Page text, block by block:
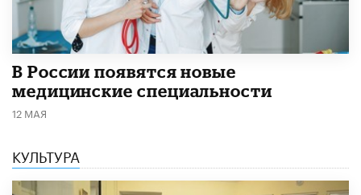
В России появятся новые
медицинские специальности
12 МАЯ
КУЛЬТУРА